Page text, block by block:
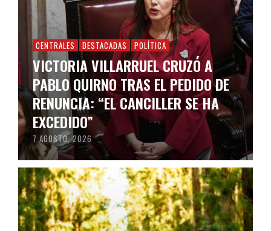
CENTRALES DESTACADAS POLÍTICA
VICTORIA VILLARRUEL CRUZÓ A
PABLO QUIRNO TRAS EL PEDIDO DE
RENUNCIA: “EL CANCILLER SE HA
EXCEDIDO”
7 AGOSTO, 2026